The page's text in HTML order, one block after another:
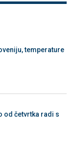
temperature
od četvrtka radi s